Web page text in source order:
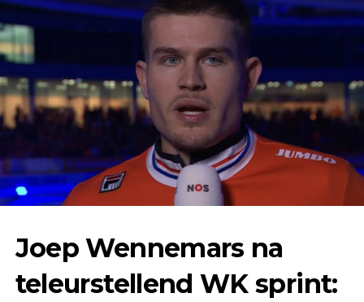
Joep Wennemars na
teleurstellend WK sprint: